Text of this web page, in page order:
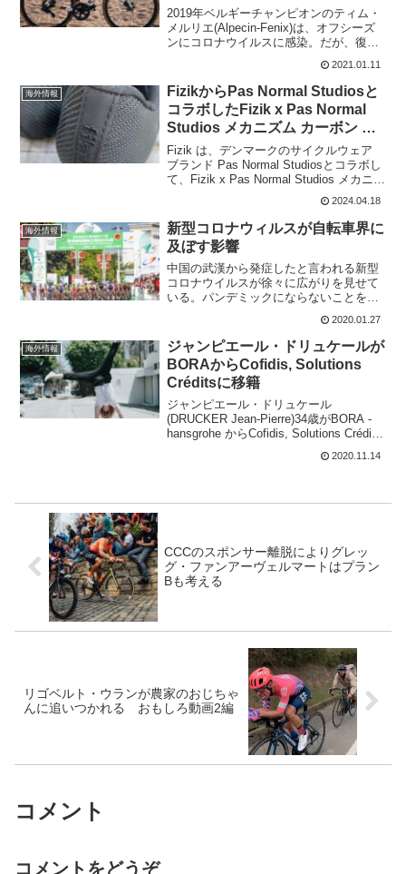
状は?
2019年ベルギーチャンピオンのティム・
メルリエ(Alpecin-Fenix)は、オフシーズ
ンにコロナウイルスに感染。だが、復帰
してベルギーシクロクロス選手権では5位
でフニッシュすることが出来た。ベルギ
ー選手権はレベルが高く、ここで5位に
な...
2021.01.11
海外情報
FizikからPas Normal Studiosと
コラボしたFizik x Pas Normal
Studios メカニズム カーボン ロ
ード シューズ
Fizik は、デンマークのサイクルウェア
ブランド Pas Normal Studiosとコラボし
て、Fizik x Pas Normal Studios メカニズ
ム カーボン ロード シューズを発表。銀
色に輝くカーボンソールのロードバイ...
2024.04.18
海外情報
新型コロナウィルスが自転車界に
及ぼす影響
中国の武漢から発症したと言われる新型
コロナウイルスが徐々に広がりを見せて
いる。パンデミックにならないことを祈
るばかりですけど。このコロナウイルス
が、ついに自転車レースの開催にまで影
響を及ぼすことに。そのツアーは、ツア
ー・オブ・ハイナン。20...
2020.01.27
海外情報
ジャンピエール・ドリュケールが
BORAからCofidis, Solutions
Créditsに移籍
ジャンピエール・ドリュケール
(DRUCKER Jean-Pierre)34歳がBORA -
hansgrohe からCofidis, Solutions Crédits
に移籍発表。ジュニア時代からシクロク
ロスで活躍しており、ルクセンブルク
2020.11.14
CCCのスポンサー離脱によりグレッ
グ・ファンアーヴェルマートはプラン
Bも考える
リゴベルト・ウランが農家のおじちゃ
んに追いつかれる おもしろ動画2編
コメント
コメントをどうぞ